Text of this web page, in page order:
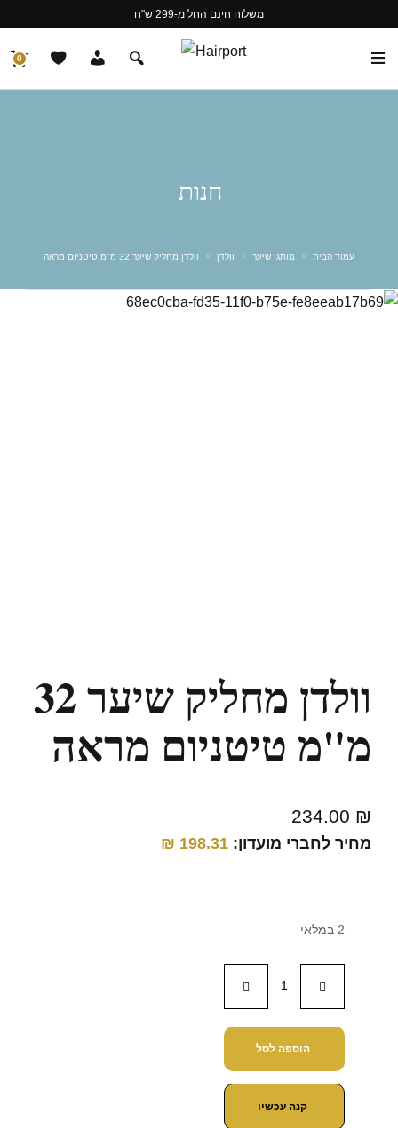
משלוח חינם החל מ-299 ש"ח
0
חנות
עמוד הבית מותגי שיער וולדן וולדן מחליק שיער 32 מ"מ טיטניום מראה
וולדן מחליק שיער 32
מ"מ טיטניום מראה
234.00 ₪
מחיר לחברי מועדון: 198.31
₪
2 במלאי
הוספה לסל
קנה עכשיו